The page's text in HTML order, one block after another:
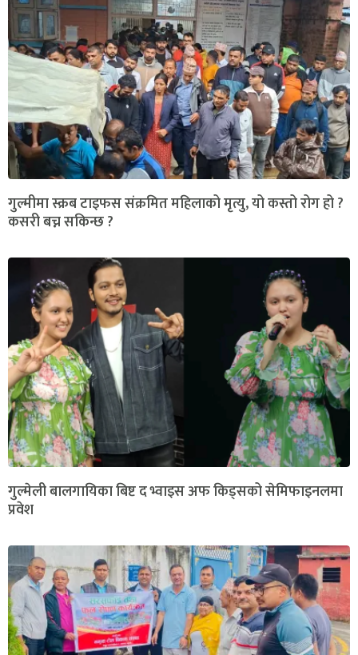
गुल्मीमा स्क्रब टाइफस संक्रमित महिलाको मृत्यु, यो कस्तो रोग हो ?
कसरी बच्न सकिन्छ ?
गुल्मेली बालगायिका बिष्ट द भ्वाइस अफ किड्सको सेमिफाइनलमा
प्रवेश